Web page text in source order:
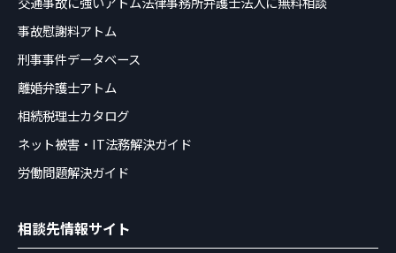
事故慰謝料アトム
刑事事件データベース
離婚弁護士アトム
相続税理士カタログ
ネット被害・IT法務解決ガイド
労働問題解決ガイド
相談先情報サイト